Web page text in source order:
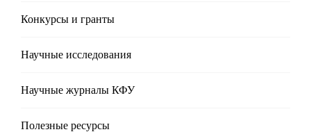
Конкурсы и гранты
Научные исследования
Научные журналы КФУ
Полезные реcурсы